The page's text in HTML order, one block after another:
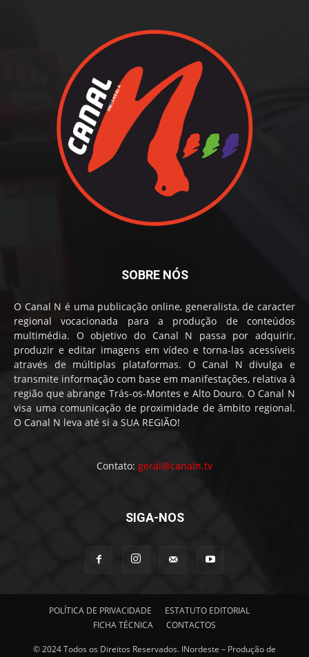
SOBRE NÓS
O Canal N é uma publicação online, generalista, de caracter
regional vocacionada para a produção de conteúdos
multimédia. O objetivo do Canal N passa por adquirir,
produzir e editar imagens em vídeo e torna-las acessíveis
através de múltiplas plataformas. O Canal N divulga e
transmite informação com base em manifestações, relativa à
região que abrange Trás-os-Montes e Alto Douro. O Canal N
visa uma comunicação de proximidade de âmbito regional.
O Canal N leva até si a SUA REGIÃO!
Contato: geral@canaln.tv
SIGA-NOS
POLÍTICA DE PRIVACIDADE
ESTATUTO EDITORIAL
FICHA TÉCNICA
CONTACTOS
© 2024 Todos os Direitos Reservados. INordeste – Produção de